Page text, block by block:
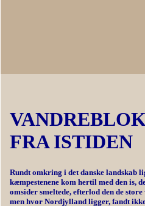
FRA ISTIDEN
Rundt omkring i det danske landskab
kæmpestenene kom hertil med den is,
omsider smeltede, efterlod den de
men hvor Nordjylland ligger, fandt